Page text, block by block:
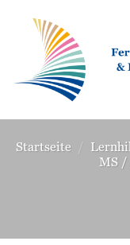
springen
Startseite /
MS /